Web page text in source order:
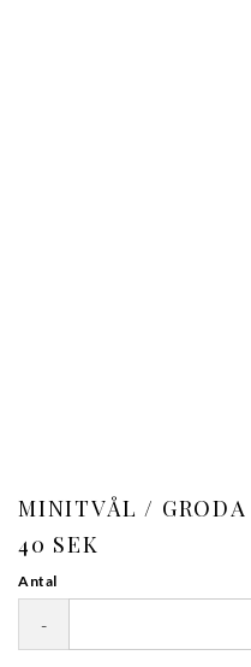
MINITVÅL / GRODA
40 SEK
Antal
-